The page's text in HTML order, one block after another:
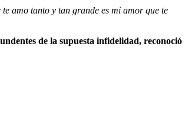
amo tanto y tan grande es mi amor que te
de la supuesta infidelidad, reconoció